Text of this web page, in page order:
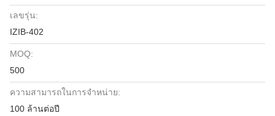
เลขรุ่น:
IZIB-402
MOQ:
500
ความสามารถในการจําหน่าย:
100 ล้านต่อปี